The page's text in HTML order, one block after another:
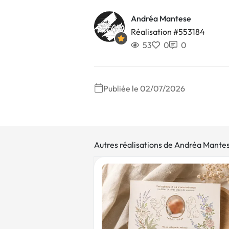
Andréa Mantese
Réalisation #553184
53
0 0
Publiée le 02/07/2026
Autres réalisations de Andréa